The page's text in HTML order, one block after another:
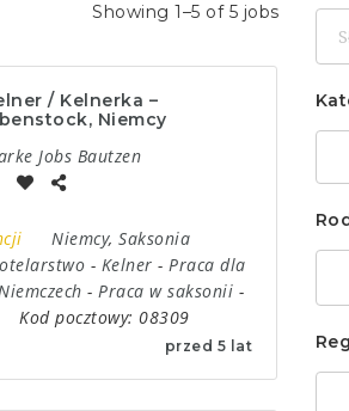
Showing 1–5 of 5 jobs
/ Kelnerka –
Niemcy
przed 5 lat
Jobs Bautzen
Niemcy,Saksonia
- Kelner - Praca dla
- Praca w saksonii -
Kod pocztowy:08309
Słowo